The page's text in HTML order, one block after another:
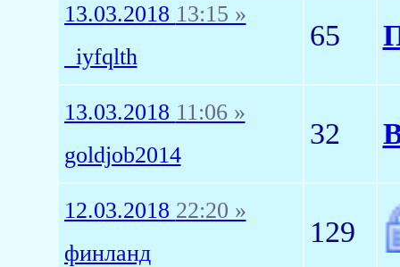
13.03.2018 13:15 »
_iyfqlth
65
13.03.2018 11:06 »
goldjob2014
32
12.03.2018 22:20 »
финланд
129